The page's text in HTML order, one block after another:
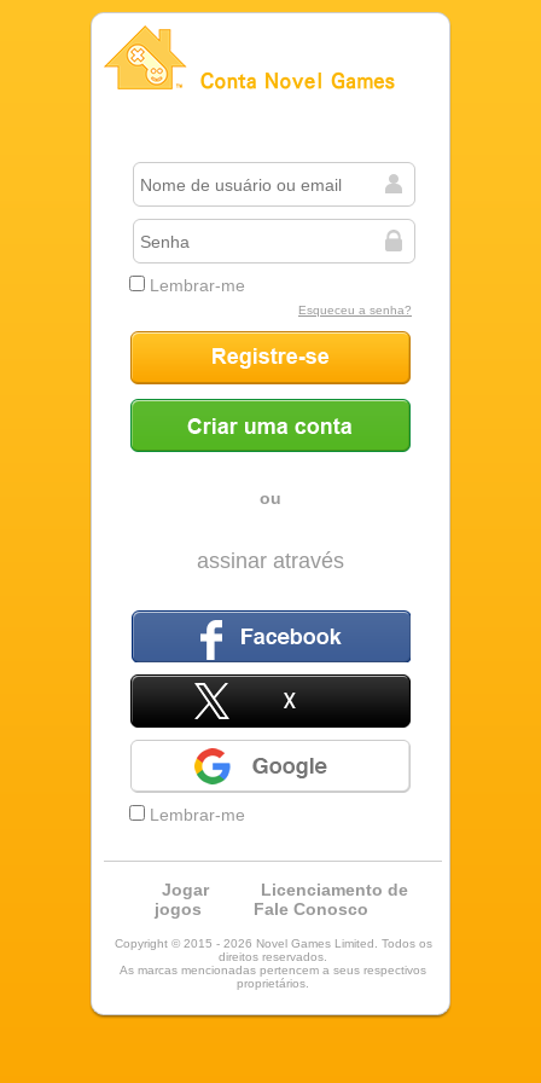
Lembrar-me
Esqueceu a senha?
ou
assinar através
Facebook
X
Google
Lembrar-me
Jogar
Licenciamento de
jogos
Fale Conosco
Copyright © 2015 - 2026 Novel Games Limited. Todos os
direitos reservados.
As marcas mencionadas pertencem a seus respectivos
proprietários.